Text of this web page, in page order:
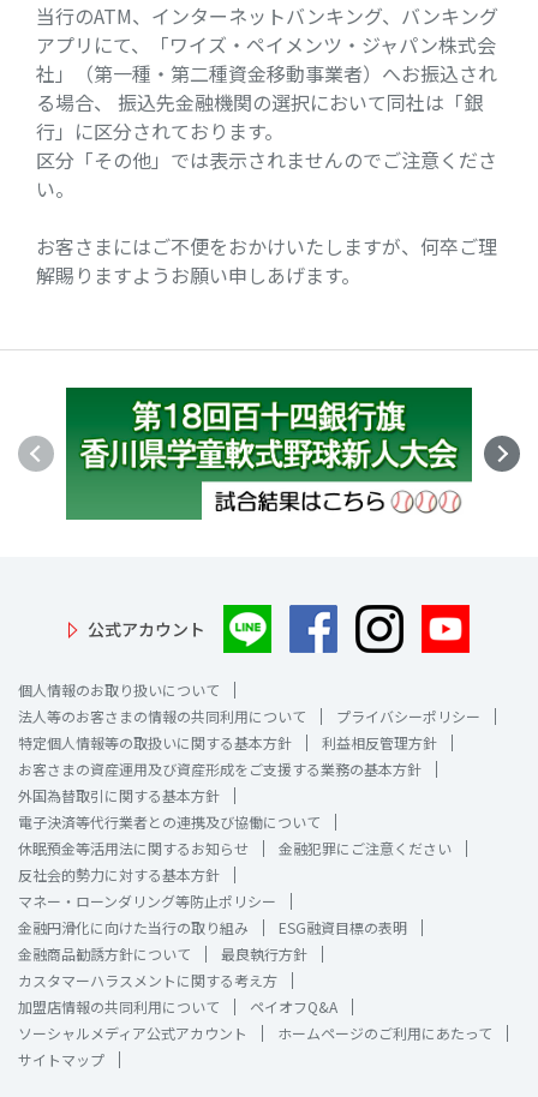
当行のATM、インターネットバンキング、バンキング
アプリにて、「ワイズ・ペイメンツ・ジャパン株式会
社」（第一種・第二種資金移動事業者）へお振込され
る場合、 振込先金融機関の選択において同社は「銀
行」に区分されております。
区分「その他」では表示されませんのでご注意くださ
い。
お客さまにはご不便をおかけいたしますが、何卒ご理
解賜りますようお願い申しあげます。
公式アカウント
個人情報のお取り扱いについて
法人等のお客さまの情報の共同利用について
プライバシーポリシー
特定個人情報等の取扱いに関する基本方針
利益相反管理方針
お客さまの資産運用及び資産形成をご支援する業務の基本方針
外国為替取引に関する基本方針
電子決済等代行業者との連携及び協働について
休眠預金等活用法に関するお知らせ
金融犯罪にご注意ください
反社会的勢力に対する基本方針
マネー・ローンダリング等防止ポリシー
金融円滑化に向けた当行の取り組み
ESG融資目標の表明
金融商品勧誘方針について
最良執行方針
カスタマーハラスメントに関する考え方
加盟店情報の共同利用について
ペイオフQ&A
ソーシャルメディア公式アカウント
ホームページのご利用にあたって
サイトマップ